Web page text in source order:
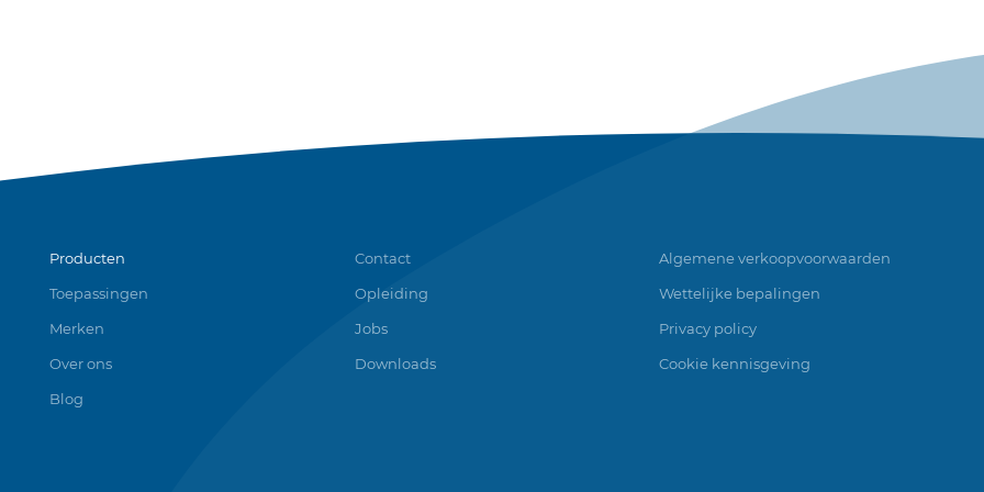
Producten
Toepassingen
Merken
Over ons
Blog
Contact
Opleiding
Jobs
Downloads
Algemene verkoopvoorwaarden
Wettelijke bepalingen
Privacy policy
Cookie kennisgeving